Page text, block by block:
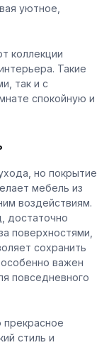
уютное,
коллекции
Такие
так и с
спокойную и
но покрытие
мебель из
воздействиям.
достаточно
поверхностями,
сохранить
важен
повседневного
прекрасное
стиль и